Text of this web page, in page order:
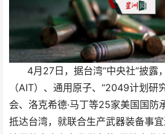
4月27日，据台湾“中央社”披露
（AIT）、通用原子、“2049计划研
会、洛克希德·马丁等25家美国国防
抵达台湾，就联合生产武器装备事宜